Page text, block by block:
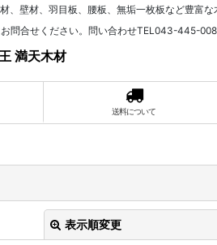
壁材、羽目板、腰板、無垢一枚板など豊富な
問合せください。問い合わせTEL043-445-
満天木材
送料について
表示順変更